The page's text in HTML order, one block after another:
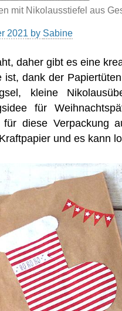
mit Nikolausstiefel aus
2021 by Sabine
daher gibt es eine
ist, dank der
kleine
für
für diese Verpackung
und es kann